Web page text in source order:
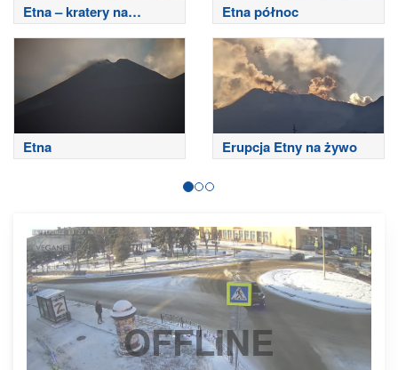
Etna – kratery na
szczycie
Etna północ
Etna Erupcja Etny na żywo
OFFLINE